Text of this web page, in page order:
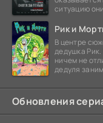
ситуацию
Рик и
В центре
дедушка
ничем не
дедуля
Обновления